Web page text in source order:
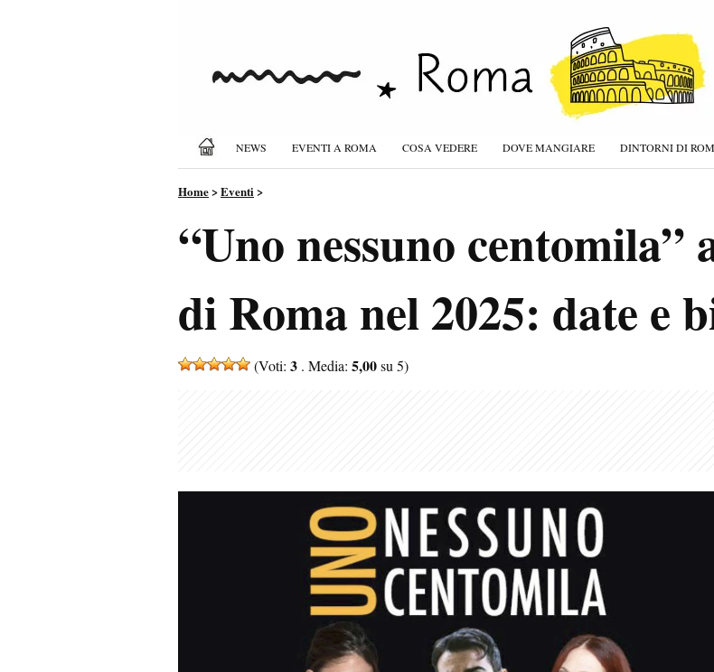
NEWS EVENTI A ROMA COSA VEDERE DOVE MANGIARE DINTORNI DI
Home>Eventi>
“Uno nessuno centomila”
di Roma nel 2025: date e
(Voti: 3 . Media: 5,00su 5)